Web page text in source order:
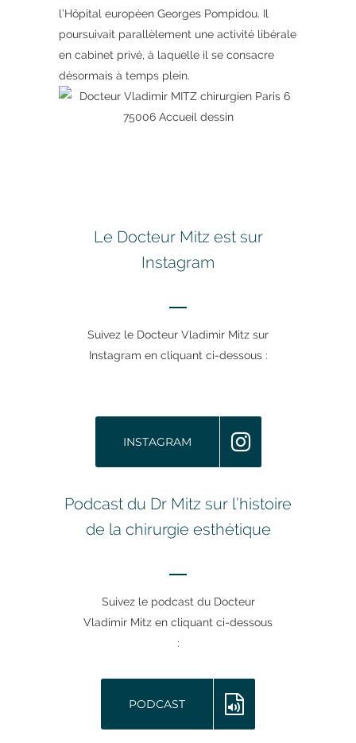
l’Hôpital européen Georges Pompidou. Il
poursuivait parallèlement une activité libérale
en cabinet privé, à laquelle il se consacre
désormais à temps plein.
Le Docteur Mitz est sur
Instagram
Suivez le Docteur Vladimir Mitz sur
Instagram en cliquant ci-dessous :
INSTAGRAM
Podcast du Dr Mitz sur l’histoire
de la chirurgie esthétique
Suivez le podcast du Docteur
Vladimir Mitz en cliquant ci-dessous
:
PODCAST